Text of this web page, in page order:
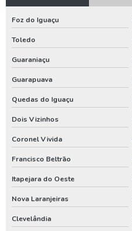
Limpeza e desinfecção de poços
Limpeza e manutenção de poços
Limpeza e manutenção de poços
Locadora de geradores
Manutenção de bomba de poço
Manutenção de bomba submersa
Manutenção de poço artesiano
Manutenção de poço artesiano preço
Manutenção de poços tubulares
Foz do Iguaçu
Toledo
Guaraniaçu
Guarapuava
Quedas do Iguaçu
Dois Vizinhos
Coronel Vivida
Francisco Beltrão
Itapejara do Oeste
Nova Laranjeiras
Clevelândia